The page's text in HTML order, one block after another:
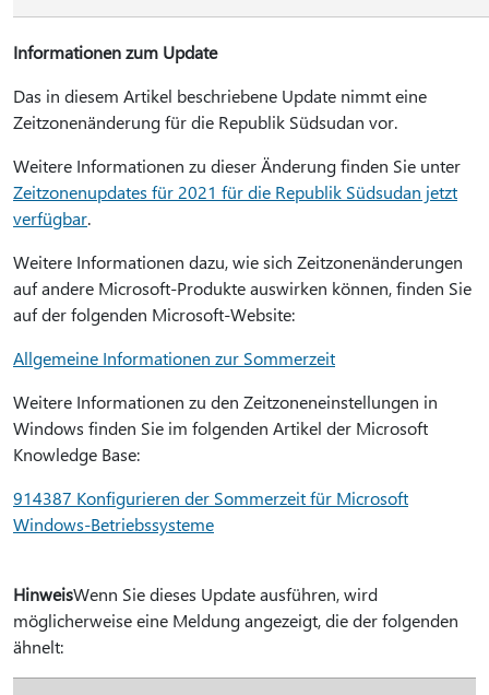
Informationen zum Update
Das in diesem Artikel beschriebene Update nimmt eine
Zeitzonenänderung für die Republik Südsudan vor.
Weitere Informationen zu dieser Änderung finden Sie unter
Zeitzonenupdates für 2021 für die Republik Südsudan jetzt
verfügbar.
Weitere Informationen dazu, wie sich Zeitzonenänderungen
auf andere Microsoft-Produkte auswirken können, finden Sie
auf der folgenden Microsoft-Website:
Allgemeine Informationen zur Sommerzeit
Weitere Informationen zu den Zeitzoneneinstellungen in
Windows finden Sie im folgenden Artikel der Microsoft
Knowledge Base:
914387 Konfigurieren der Sommerzeit für Microsoft
Windows-Betriebssysteme
HinweisWenn Sie dieses Update ausführen, wird
möglicherweise eine Meldung angezeigt, die der folgenden
ähnelt: